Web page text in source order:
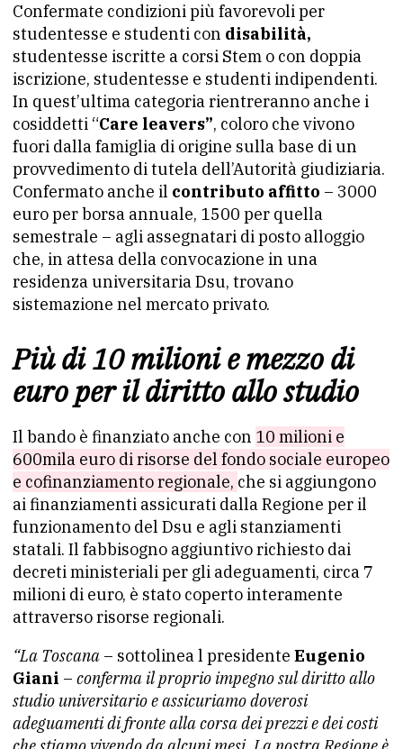
Confermate condizioni più favorevoli per
studentesse e studenti con disabilità,
studentesse iscritte a corsi Stem o con doppia
iscrizione, studentesse e studenti indipendenti.
In quest’ultima categoria rientreranno anche i
cosiddetti “Care leavers”, coloro che vivono
fuori dalla famiglia di origine sulla base di un
provvedimento di tutela dell’Autorità giudiziaria.
Confermato anche il contributo affitto – 3000
euro per borsa annuale, 1500 per quella
semestrale – agli assegnatari di posto alloggio
che, in attesa della convocazione in una
residenza universitaria Dsu, trovano
sistemazione nel mercato privato.
Più di 10 milioni e mezzo di
euro per il diritto allo studio
Il bando è finanziato anche con 10 milioni e
600mila euro di risorse del fondo sociale europeo
e cofinanziamento regionale, che si aggiungono
ai finanziamenti assicurati dalla Regione per il
funzionamento del Dsu e agli stanziamenti
statali. Il fabbisogno aggiuntivo richiesto dai
decreti ministeriali per gli adeguamenti, circa 7
milioni di euro, è stato coperto interamente
attraverso risorse regionali.
“La Toscana – sottolinea l presidente Eugenio
Giani – conferma il proprio impegno sul diritto allo
studio universitario e assicuriamo doverosi
adeguamenti di fronte alla corsa dei prezzi e dei costi